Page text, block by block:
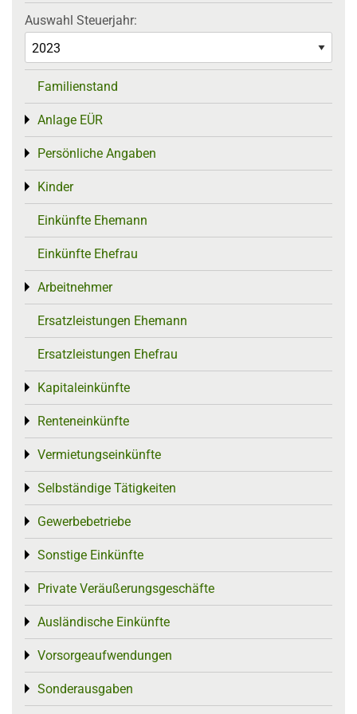
Auswahl Steuerjahr:
Familienstand
Anlage EÜR
Toggle menu
Persönliche Angaben
Toggle menu
Kinder
Toggle menu
Einkünfte Ehemann
Einkünfte Ehefrau
Arbeitnehmer
Toggle menu
Ersatzleistungen Ehemann
Ersatzleistungen Ehefrau
Kapitaleinkünfte
Toggle menu
Renteneinkünfte
Toggle menu
Vermietungseinkünfte
Toggle menu
Selbständige Tätigkeiten
Toggle menu
Gewerbebetriebe
Toggle menu
Sonstige Einkünfte
Toggle menu
Private Veräußerungsgeschäfte
Toggle menu
Ausländische Einkünfte
Toggle menu
Vorsorgeaufwendungen
Toggle menu
Sonderausgaben
Toggle menu